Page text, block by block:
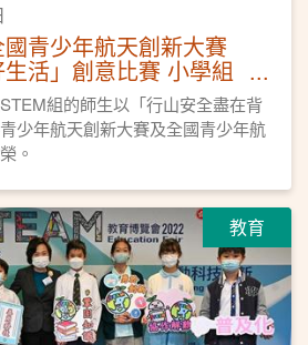
青少年航天創新大賽
生活」創意比賽 小學組
組的師生以「行山安全盡在背
少年航天創新大賽及全國青少年航
。
教育